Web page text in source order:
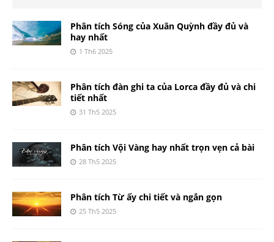
Phân tích Sóng của Xuân Quỳnh đầy đủ và
hay nhất
1 Th6 2025
Phân tích đàn ghi ta của Lorca đầy đủ và chi
tiết nhất
31 Th5 2025
Phân tích Vội Vàng hay nhất trọn vẹn cả bài
28 Th5 2025
Phân tích Từ ấy chi tiết và ngắn gọn
25 Th5 2025